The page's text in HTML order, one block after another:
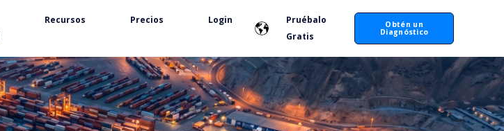
Recursos Precios Login
Pruébalo
Gratis
Obtén un
Diagnóstico